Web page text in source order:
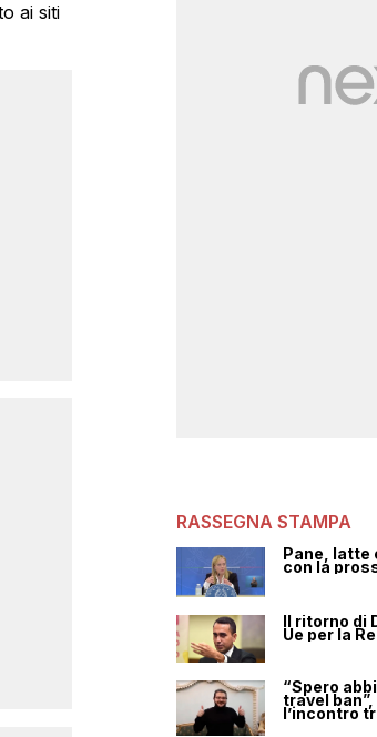
ai siti
RASSEGNA STAMPA
Pane, latte
con la
Il ritorno di
Ue per la
“Spero
travel
l’incontro